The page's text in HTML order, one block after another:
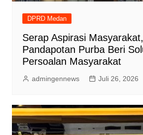
DPRD Medan
Serap Aspirasi
Pandapotan Purba Beri
Persoalan Masyarakat
admingennews Juli 26, 2026